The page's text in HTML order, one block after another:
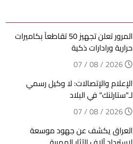
المرور تعلن تجهيز 50 تقاطعاً بكاميرات
حرارية ورادارات ذكية
الإعلام والإتصالات: لا وكيل رسمي
لـ"ستارلنك" في البلاد
العراق يكشف عن جهود موسعة